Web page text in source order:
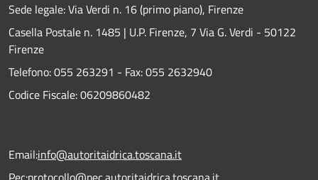
Sede legale: Via Verdi n. 16 (primo piano), Firenze
Casella Postale n. 1485 | U.P. Firenze, 7 Via G. Verdi - 50122
Firenze
Telefono:055 263291 - Fax:055 2632940
Codice Fiscale: 06209860482
Email:info@autoritaidrica.toscana.it